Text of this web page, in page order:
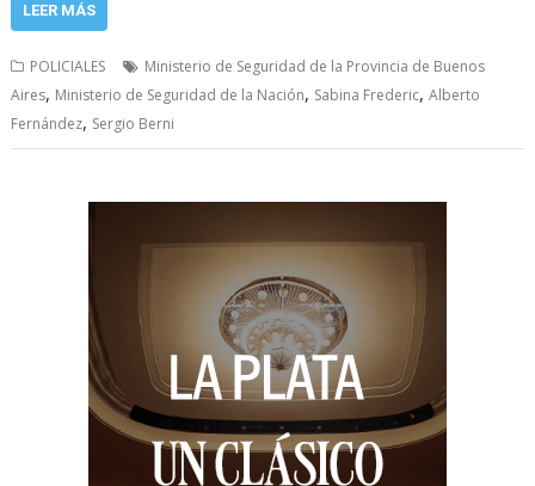
LEER MÁS
POLICIALES
Ministerio de Seguridad de la Provincia de Buenos
Aires, Ministerio de Seguridad de la Nación, Sabina Frederic,Alberto
Fernández, Sergio Berni